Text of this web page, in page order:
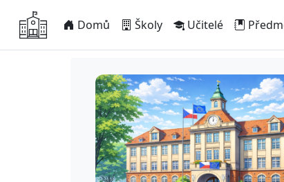
Domů Školy Učitelé